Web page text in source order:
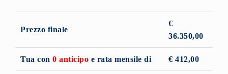
Prezzo finale
€
36.350,00
Tua con 0 anticipo e rata mensile di € 412,00